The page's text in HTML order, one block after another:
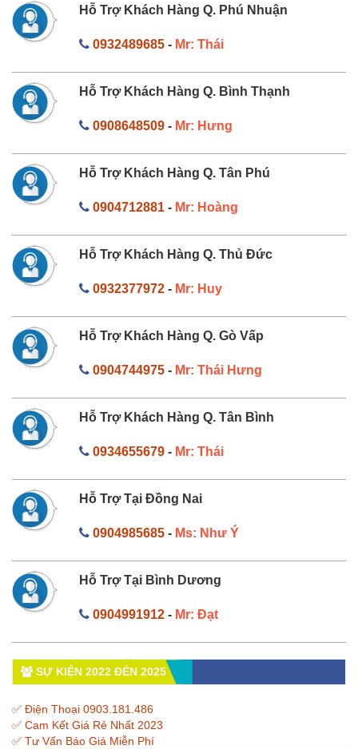
Hỗ Trợ Khách Hàng Q. Phú Nhuận
0932489685- Mr: Thái
Hỗ Trợ Khách Hàng Q. Bình Thạnh
0908648509- Mr: Hưng
Hỗ Trợ Khách Hàng Q. Tân Phú
0904712881- Mr: Hoàng
Hỗ Trợ Khách Hàng Q. Thủ Đức
0932377972- Mr: Huy
Hỗ Trợ Khách Hàng Q. Gò Vấp
0904744975- Mr: Thái Hưng
Hỗ Trợ Khách Hàng Q. Tân Bình
0934655679- Mr: Thái
Hỗ Trợ Tại Đồng Nai
0904985685- Ms: Như Ý
Hỗ Trợ Tại Bình Dương
0904991912- Mr: Đạt
SỰ KIỆN 2022 ĐẾN 2025
✅ Điện Thoại 0903.181.486
✅ Cam Kết Giá Rẻ Nhất 2023
✅ Tư Vấn Báo Giá Miễn Phí